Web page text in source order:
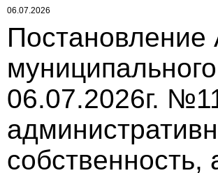
06.07.2026
Постановление
06.07.2026г.
собственность,